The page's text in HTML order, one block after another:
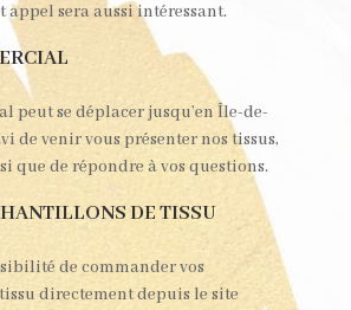
appel sera aussi intéressant.
peut se déplacer jusqu’en Île-de-
de venir vous présenter nos tissus,
que de répondre à vos questions.
DE TISSU
de commander vos
directement depuis le site